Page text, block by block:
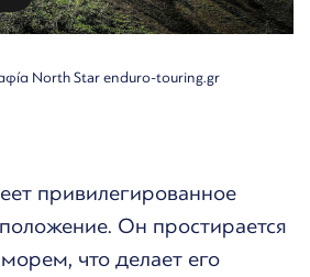
North Star enduro-touring.gr
привилегированное
Он простирается
что делает его